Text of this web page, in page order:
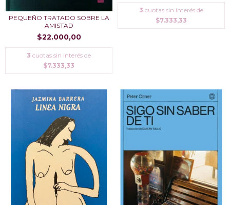
PEQUEÑO TRATADO SOBRE LA
AMISTAD
$22.000,00
3 cuotas sin interés de
$7.333,33
3 cuotas sin interés de
$7.333,33